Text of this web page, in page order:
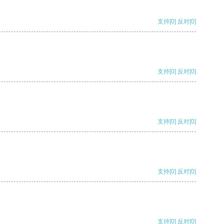
支持[0] 反对[0]
支持[0] 反对[0]
支持[0] 反对[0]
支持[0] 反对[0]
支持[0] 反对[0]